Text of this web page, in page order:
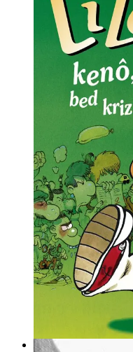
L'agenda gant
Lire la suite
17 février 2005